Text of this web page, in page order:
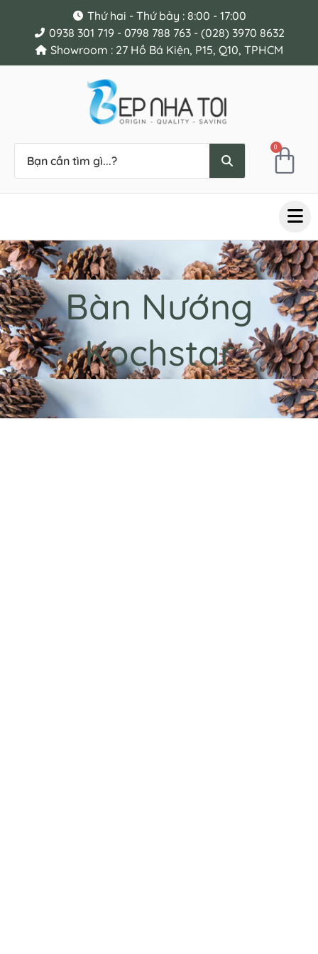
Thứ hai - Thứ bảy : 8:00 - 17:00
0938 301 719 - 0798 788 763 - (028) 3970 8632
Showroom : 27 Hồ Bá Kiện, P15, Q10, TPHCM
0
Bàn Nướng
Kochstar